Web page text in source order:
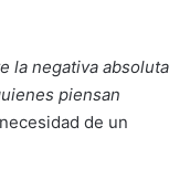
la negativa absoluta
piensan
de un